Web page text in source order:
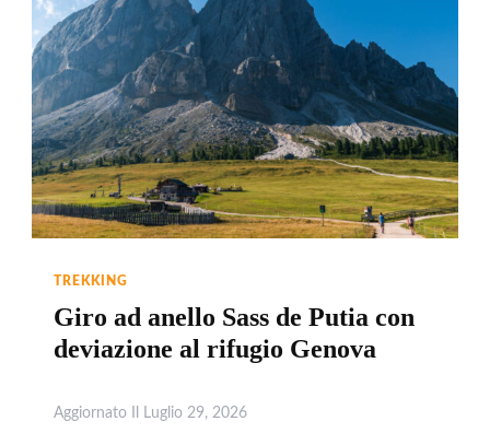
TREKKING
Giro ad anello Sass de Putia con
deviazione al rifugio Genova
Aggiornato Il Luglio 29, 2026